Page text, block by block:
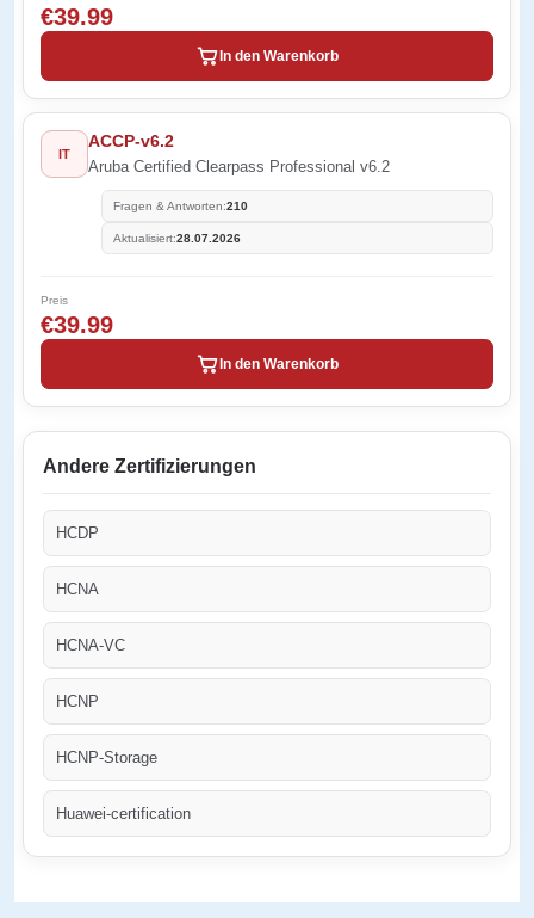
€39.99
In den Warenkorb
IT
ACCP-v6.2
Aruba Certified Clearpass Professional v6.2
Fragen & Antworten:210
Aktualisiert:28.07.2026
Preis
€39.99
In den Warenkorb
Andere Zertifizierungen
HCDP
HCNA
HCNA-VC
HCNP
HCNP-Storage
Huawei-certification